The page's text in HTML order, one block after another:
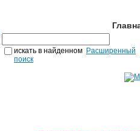
искать в найденном Расширенный
поиск